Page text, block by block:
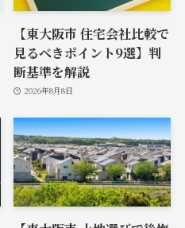
【東大阪市 住宅会社比較で
見るべきポイント9選】判
断基準を解説
2026年8月8日